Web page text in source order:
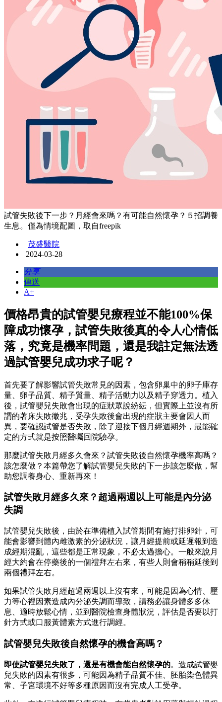
試管失敗後下一步？月經會來嗎？有可能自然懷孕？５招調養
生息。僅為情境配圖，取自freepik
茂盛醫院
2024-03-28
分享
傳送
A+
價格昂貴的試管嬰兒療程並不能100%保
障成功懷孕，試管失敗後真的令人心情低
落，究竟是機率問題，還是我註定無法透
過試管嬰兒成功求子呢？
首先要了解影響試管失敗常見的因素，包含卵巢中的卵子庫存
量、卵子品質、精子質量、精子活動力以及精子穿透力。植入
後， 試管嬰兒失敗會出現的症狀眾說紛紜，但實際上並沒有所
謂的著床失敗徵兆 ，受孕失敗後會出現的症狀主要會因人而
異，要確認試管是否失敗，除了迎接下個月經週期外，最能確
定的方式就是按照醫囑回院驗孕。
那麼試管失敗月經多久會來？試管失敗後自然懷孕機率高嗎？
該怎麼做？本篇帶您了解試管嬰兒失敗的下一步該怎麼做，幫
助您調養身心、重新再來！
試管失敗月經多久來？ 超過兩週以上可能是內分泌
失調
試管嬰兒失敗後，由於在準備植入試管期間有施打排卵針，可
能會影響到體內雌激素的分泌狀況，讓月經提前或延遲報到造
成經期混亂，這些都是正常現象，不必太過擔心。 一般來說月
經大約會在停藥後的一個禮拜左右來，有些人則會稍稍延後到
兩個禮拜左右。
如果試管失敗月經超過兩週以上沒有來，可能是因為心情、壓
力等心裡因素造成內分泌失調而導致，請務必讓身體多多休
息、適時放鬆心情，並到醫院檢查身體狀況，評估是否要以打
針方式或口服黃體素方式進行調經。
試管嬰兒失敗後自然懷孕的機會高嗎？
即使試管嬰兒失敗了，還是有機會能自然懷孕的。造成試管嬰
兒失敗的因素有很多，可能因為精子品質不佳、胚胎染色體異
常、子宮環境不好等多種原因而沒有完成人工受孕。